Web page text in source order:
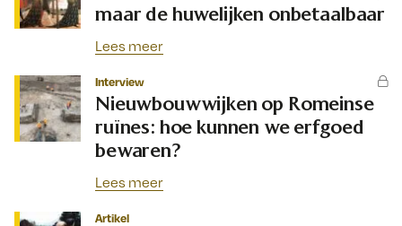
maar de huwelijken onbetaalbaar
Lees meer
Interview
Nieuwbouwwijken op Romeinse
ruïnes: hoe kunnen we erfgoed
bewaren?
Lees meer
Artikel